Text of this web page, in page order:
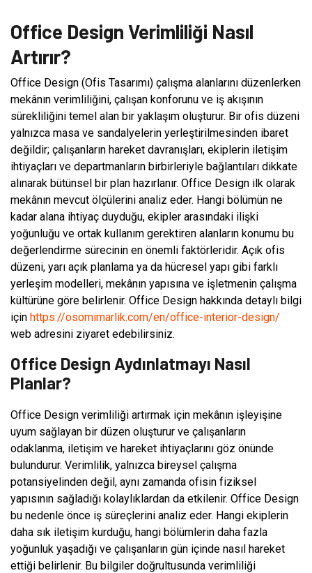
Office Design Verimliliği Nasıl
Artırır?
Office Design (Ofis Tasarımı) çalışma alanlarını düzenlerken
mekânın verimliliğini, çalışan konforunu ve iş akışının
sürekliliğini temel alan bir yaklaşım oluşturur. Bir ofis düzeni
yalnızca masa ve sandalyelerin yerleştirilmesinden ibaret
değildir; çalışanların hareket davranışları, ekiplerin iletişim
ihtiyaçları ve departmanların birbirleriyle bağlantıları dikkate
alınarak bütünsel bir plan hazırlanır. Office Design ilk olarak
mekânın mevcut ölçülerini analiz eder. Hangi bölümün ne
kadar alana ihtiyaç duyduğu, ekipler arasındaki ilişki
yoğunluğu ve ortak kullanım gerektiren alanların konumu bu
değerlendirme sürecinin en önemli faktörleridir. Açık ofis
düzeni, yarı açık planlama ya da hücresel yapı gibi farklı
yerleşim modelleri, mekânın yapısına ve işletmenin çalışma
kültürüne göre belirlenir. Office Design hakkında detaylı bilgi
için https://osomimarlik.com/en/office-interior-design/
web adresini ziyaret edebilirsiniz.
Office Design Aydınlatmayı Nasıl
Planlar?
Office Design verimliliği artırmak için mekânın işleyişine
uyum sağlayan bir düzen oluşturur ve çalışanların
odaklanma, iletişim ve hareket ihtiyaçlarını göz önünde
bulundurur. Verimlilik, yalnızca bireysel çalışma
potansiyelinden değil, aynı zamanda ofisin fiziksel
yapısının sağladığı kolaylıklardan da etkilenir. Office Design
bu nedenle önce iş süreçlerini analiz eder. Hangi ekiplerin
daha sık iletişim kurduğu, hangi bölümlerin daha fazla
yoğunluk yaşadığı ve çalışanların gün içinde nasıl hareket
ettiği belirlenir. Bu bilgiler doğrultusunda verimliliği